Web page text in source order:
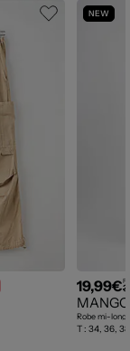
NEW
19,99€
MANGO
Robe mi-
T : 34, 36,